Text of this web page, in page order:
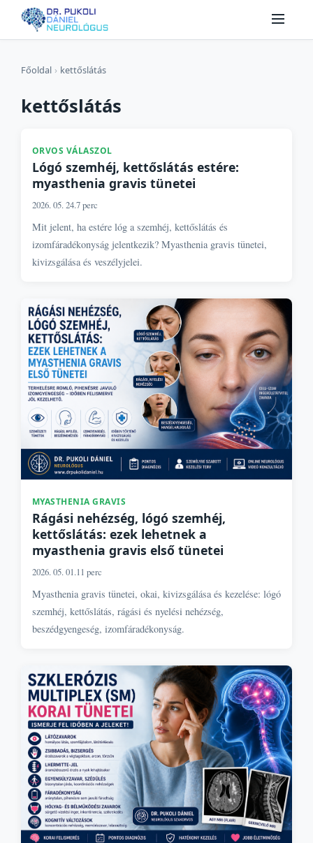
Főoldal › kettőslátás
kettőslátás
ORVOS VÁLASZOL
Lógó szemhéj, kettőslátás estére:
myasthenia gravis tünetei
2026. 05. 24.7 perc
Mit jelent, ha estére lóg a szemhéj, kettőslátás és
izomfáradékonyság jelentkezik? Myasthenia gravis tünetei,
kivizsgálása és veszélyjelei.
MYASTHENIA GRAVIS
Rágási nehézség, lógó szemhéj,
kettőslátás: ezek lehetnek a
myasthenia gravis első tünetei
2026. 05. 01.11 perc
Myasthenia gravis tünetei, okai, kivizsgálása és kezelése: lógó
szemhéj, kettőslátás, rágási és nyelési nehézség,
beszédgyengeség, izomfáradékonyság.